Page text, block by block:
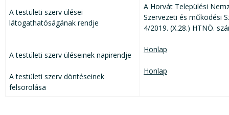
A testületi szerv ülései
látogathatóságának rendje
A testületi szerv üléseinek napirendje
A testületi szerv döntéseinek
felsorolása
A Horvát Települési
Szervezeti és működési
4/2019. (X.28.) HTNÖ.
Honlap
Honlap